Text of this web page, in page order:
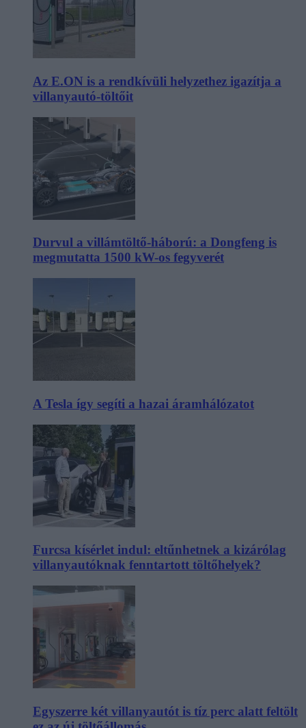
Az E.ON is a rendkívüli helyzethez igazítja a
villanyautó-töltőit
Durvul a villámtöltő-háború: a Dongfeng is
megmutatta 1500 kW-os fegyverét
A Tesla így segíti a hazai áramhálózatot
Furcsa kísérlet indul: eltűnhetnek a kizárólag
villanyautóknak fenntartott töltőhelyek?
Egyszerre két villanyautót is tíz perc alatt feltölt